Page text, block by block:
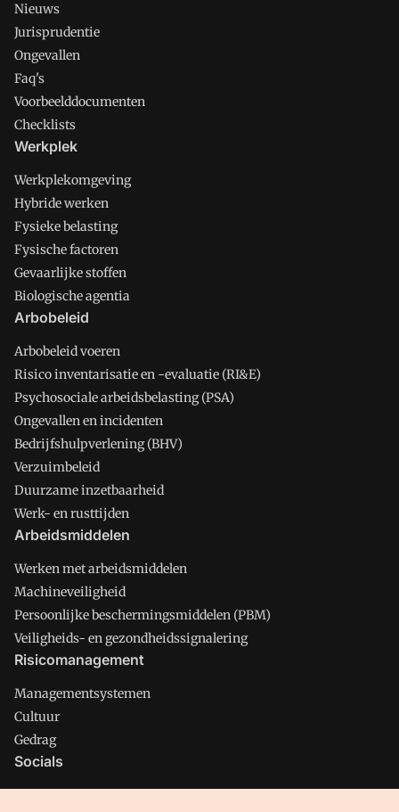
Nieuws
Jurisprudentie
Ongevallen
Faq's
Voorbeelddocumenten
Checklists
Werkplek
Werkplekomgeving
Hybride werken
Fysieke belasting
Fysische factoren
Gevaarlijke stoffen
Biologische agentia
Arbobeleid
Arbobeleid voeren
Risico inventarisatie en -evaluatie (RI&E)
Psychosociale arbeidsbelasting (PSA)
Ongevallen en incidenten
Bedrijfshulpverlening (BHV)
Verzuimbeleid
Duurzame inzetbaarheid
Werk- en rusttijden
Arbeidsmiddelen
Werken met arbeidsmiddelen
Machineveiligheid
Persoonlijke beschermingsmiddelen (PBM)
Veiligheids- en gezondheidssignalering
Risicomanagement
Managementsystemen
Cultuur
Gedrag
Socials